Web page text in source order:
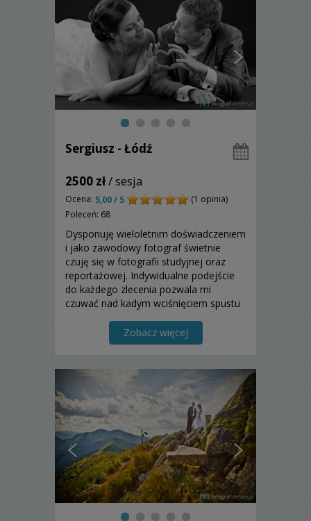
Sergiusz - Łódź
2500 zł/ sesja
Ocena: 5,00 / 5
(1 opinia)
Poleceń: 68
Dysponuję wieloletnim doświadczeniem
i jako zawodowy fotograf świetnie
czuję się w fotografii studyjnej oraz
reportażowej. Indywidualne podejście
do każdego zlecenia pozwala mi
czuwać nad kadym wciśnięciem spustu
najważniejszy. Zapraszam!
Zobacz więcej